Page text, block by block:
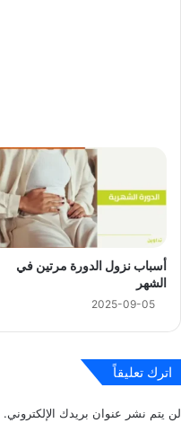
أسباب نزول الدورة مرتين في
الشهر
2025-09-05
اترك تعليقاً
لن يتم نشر عنوان بريدك الإلكتروني.